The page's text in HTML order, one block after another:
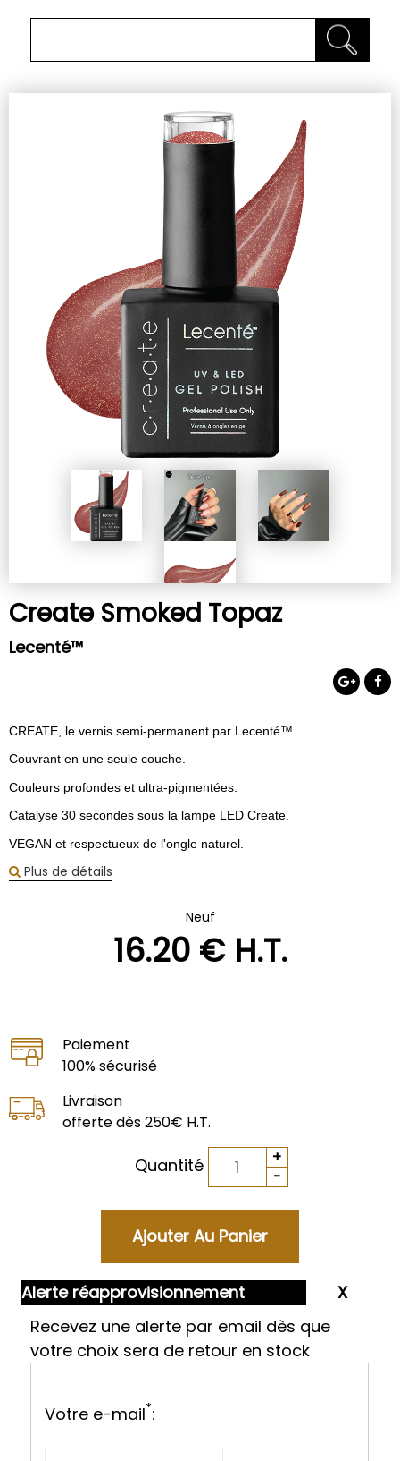
Create Smoked Topaz
Lecenté™
CREATE, le vernis semi-permanent par Lecenté™.
Couvrant en une seule couche.
Couleurs profondes et ultra-pigmentées.
Catalyse 30 secondes sous la lampe LED Create.
VEGAN et respectueux de l'ongle naturel.
Plus de détails
Neuf
16.20€ H.T.
Paiement
100% sécurisé
Livraison
offerte dès 250€ H.T.
Quantité
Alerte réapprovisionnement
Recevez une alerte par email dès que
votre choix sera de retour en stock
Votre e-mail*: